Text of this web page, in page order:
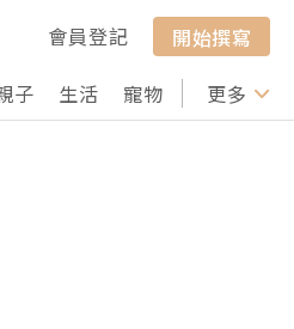
會員登記
開始撰寫
子 生活 寵物 行山 打卡
更多